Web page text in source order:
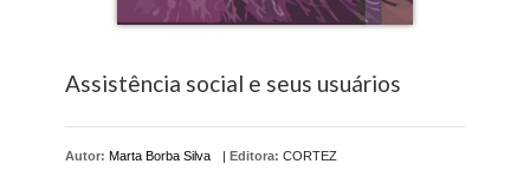
Assistência social e seus usuários
Autor: Marta Borba Silva | Editora: CORTEZ